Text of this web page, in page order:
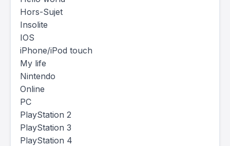
Hors-Sujet
Insolite
IOS
iPhone/iPod touch
My life
Nintendo
Online
PC
PlayStation 2
PlayStation 3
PlayStation 4